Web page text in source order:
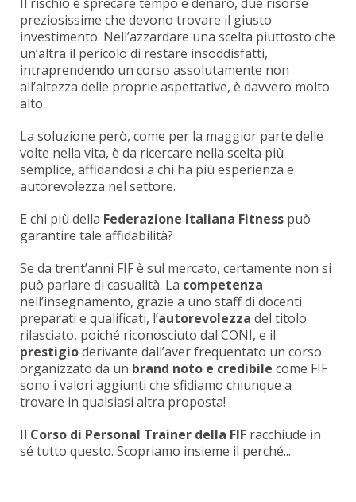
preziosissime che devono trovare il giusto
investimento. Nell’azzardare una scelta piuttosto che
un’altra il pericolo di restare insoddisfatti,
intraprendendo un corso assolutamente non
all’altezza delle proprie aspettative, è davvero molto
alto.
La soluzione però, come per la maggior parte delle
volte nella vita, è da ricercare nella scelta più
semplice, affidandosi a chi ha più esperienza e
autorevolezza nel settore.
E chi più della Federazione Italiana Fitness può
garantire tale affidabilità?
Se da trent’anni FIF è sul mercato, certamente non si
può parlare di casualità. La competenza
nell’insegnamento, grazie a uno staff di docenti
preparati e qualificati, l’autorevolezza del titolo
rilasciato, poiché riconosciuto dal CONI, e il
prestigioderivante dall’aver frequentato un corso
organizzato da un brand noto e credibile come FIF
sono i valori aggiunti che sfidiamo chiunque a
trovare in qualsiasi altra proposta!
Il Corso di Personal Trainer della FIF racchiude in
sé tutto questo. Scopriamo insieme il perché...